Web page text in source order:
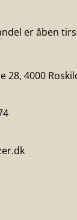
er åben
28, 4000